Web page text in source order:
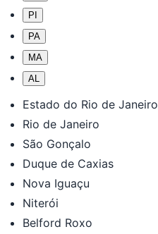
PI
PA
MA
AL
Estado do Rio de Janeiro
Rio de Janeiro
São Gonçalo
Duque de Caxias
Nova Iguaçu
Niterói
Belford Roxo